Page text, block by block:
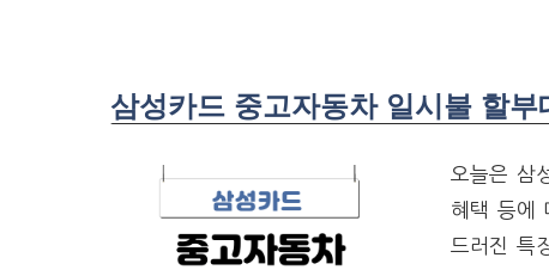
삼성카드 중고자동차 일시불 할
오늘은 삼
혜택 등에
드러진 특